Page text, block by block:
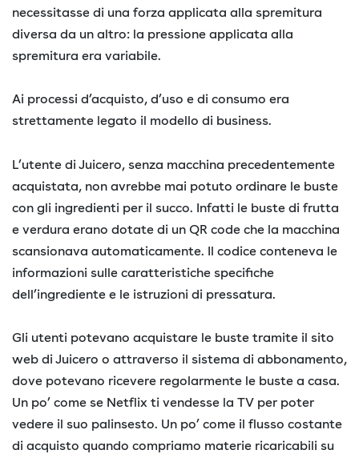
necessitasse di una forza applicata alla spremitura
diversa da un altro: la pressione applicata alla
spremitura era variabile.
Ai processi d’acquisto, d’uso e di consumo era
strettamente legato il modello di business.
L’utente di Juicero, senza macchina precedentemente
acquistata, non avrebbe mai potuto ordinare le buste
con gli ingredienti per il succo. Infatti le buste di frutta
e verdura erano dotate di un QR code che la macchina
scansionava automaticamente. Il codice conteneva le
informazioni sulle caratteristiche specifiche
dell’ingrediente e le istruzioni di pressatura.
Gli utenti potevano acquistare le buste tramite il sito
web di Juicero o attraverso il sistema di abbonamento,
dove potevano ricevere regolarmente le buste a casa.
Un po’ come se Netflix ti vendesse la TV per poter
vedere il suo palinsesto. Un po’ come il flusso costante
di acquisto quando compriamo materie ricaricabili su